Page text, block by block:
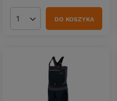
Ilość produktówDO KOSZYKA